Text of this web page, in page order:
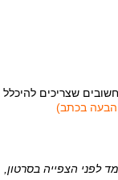
שצריכים להיכלל
בכתב)
לפני הצפייה בסרטון,